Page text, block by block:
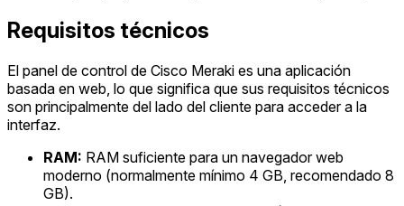
Requisitos técnicos
El panel de control de Cisco Meraki es una aplicación
basada en web, lo que significa que sus requisitos técnicos
son principalmente del lado del cliente para acceder a la
interfaz.
RAM: RAM suficiente para un navegador web
moderno (normalmente mínimo 4 GB, recomendado 8
GB).